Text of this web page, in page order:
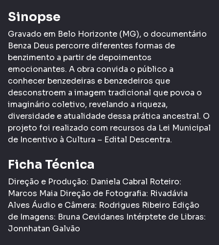
Sinopse
Gravado em Belo Horizonte (MG), o documentário
Benza Deus percorre diferentes formas de
benzimento a partir de depoimentos
emocionantes. A obra convida o público a
conhecer benzedeiras e benzedeiros que
desconstroem a imagem tradicional que povoa o
imaginário coletivo, revelando a riqueza,
diversidade e atualidade dessa prática ancestral. O
projeto foi realizado com recursos da Lei Municipal
de Incentivo à Cultura – Edital Descentra.
Ficha Técnica
Direção e Produção: Daniela Cabral Roteiro:
Marcos Maia Direção de Fotografia: Rivadávia
Alves Áudio e Câmera: Rodrigues Ribeiro Edição
de Imagens: Bruna Cevidanes Intérptete de Libras:
Jonnhatan Galvão